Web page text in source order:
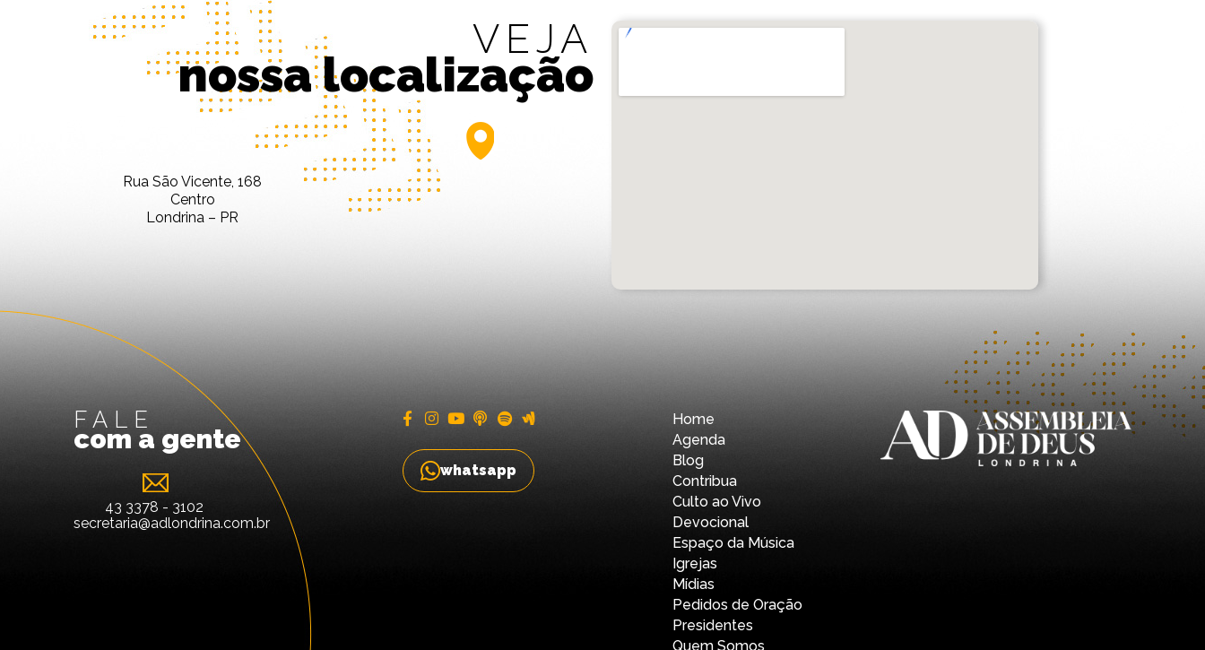
VEJA
nossa localização
Rua São Vicente, 168
Centro
Londrina – PR
FALE
com a gente
43 3378 - 3102
secretaria@adlondrina.com.br
whatsapp
Home
Agenda
Blog
Contribua
Culto ao Vivo
Devocional
Espaço da Música
Igrejas
Mídias
Pedidos de Oração
Presidentes
Quem Somos